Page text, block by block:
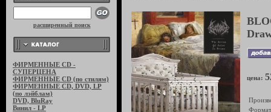
расширенный поиск
ФИРМЕННЫЕ CD -
СУПЕРЦЕНА
ФИРМЕННЫЕ CD (по стилям)
ФИРМЕННЫЕ CD, DVD, LP
(по лэйблам)
DVD, BluRay
Винил - LP
цена: